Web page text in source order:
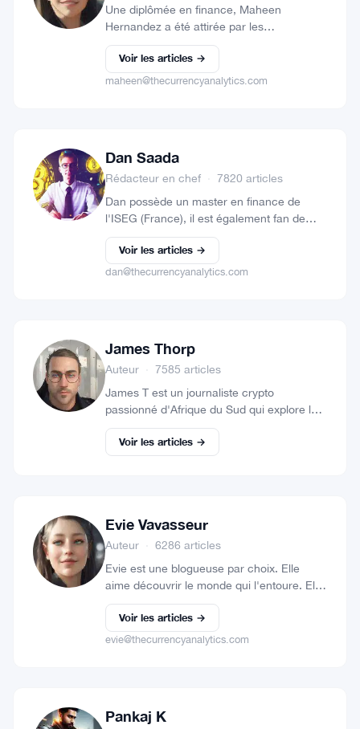
Une diplômée en finance, Maheen
Hernandez a été attirée par les
cryptomonnaies depuis l'émergence du
Bitcoin en 2009. Près d'une décennie plus
tard, Maheen travaille activement à
Voir les articles →
maheen@thecurrencyanalytics.com
Dan Saada
Rédacteur en chef
7820 articles
Dan possède un master en finance de
l'ISEG (France), il est également fan de
cryptomonnaies et de minage.
Voir les articles →
dan@thecurrencyanalytics.com
James Thorp
Auteur
7585 articles
James T est un journaliste crypto
passionné d'Afrique du Sud qui explore les
subtilités de Litecoin, Dash et Bitcoin. Il
aime partager ses idées. Vous aimez son
travail ? Faites…
Voir les articles →
Evie Vavasseur
Auteur
6286 articles
Evie est une blogueuse par choix. Elle
aime découvrir le monde qui l'entoure. Elle
aime partager ses découvertes, ses
expériences et s'exprimer à travers ses
blogs.
Voir les articles →
evie@thecurrencyanalytics.com
Pankaj K